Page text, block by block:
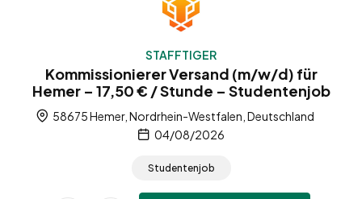
STAFFTIGER
Kommissionierer Versand (m/w/d) für
Hemer – 17,50 € / Stunde – Studentenjob
58675 Hemer, Nordrhein-Westfalen, Deutschland
04/08/2026
Studentenjob